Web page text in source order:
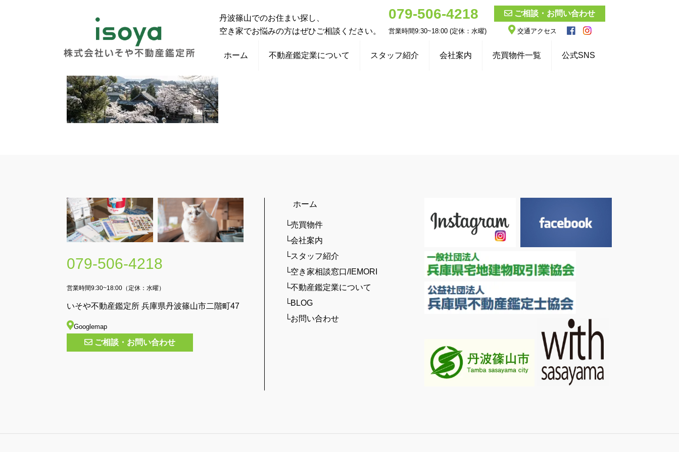
ホーム 不動産鑑定業について スタッフ紹介 会社案内 売買物件一覧 公式SNS
丹波篠山でのお住まい探し、
空き家でお悩みの方はぜひご相談ください。
079-506-4218
営業時間9:30~18:00 (定休：水曜)
ご相談・お問い合わせ
交通アクセス
079-506-4218
営業時間9:30~18:00（定休：水曜）
いそや不動産鑑定所 兵庫県丹波篠山市二階町47
Googlemap
ご相談・お問い合わせ
ホーム
└売買物件
└会社案内
└スタッフ紹介
└空き家相談窓口/IEMORI
└不動産鑑定業について
└BLOG
└お問い合わせ